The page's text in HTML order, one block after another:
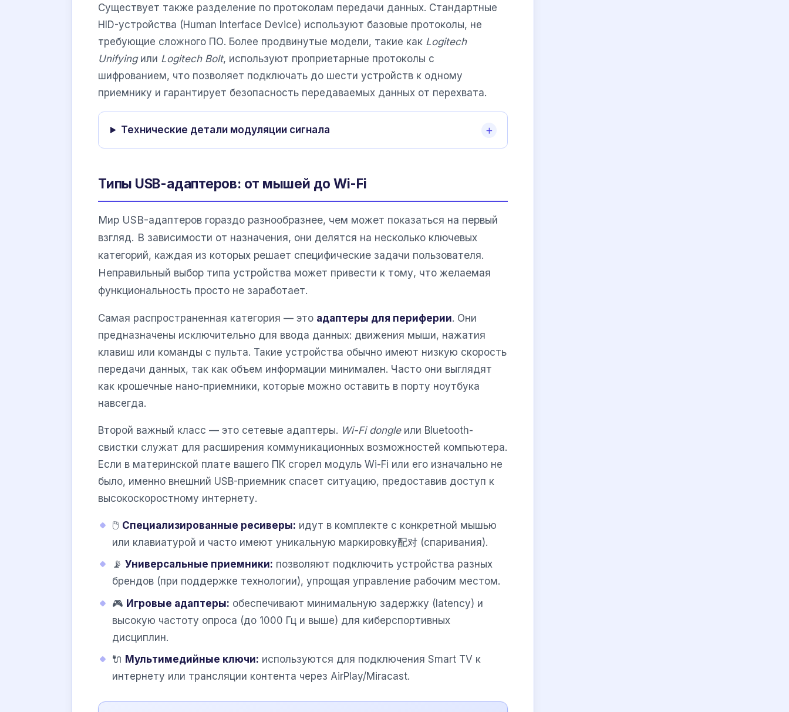
Существует также разделение по протоколам передачи данных. Стандартные
HID-устройства (Human Interface Device) используют базовые протоколы, не
требующие сложного ПО. Более продвинутые модели, такие как Logitech
Unifyingили Logitech Bolt, используют проприетарные протоколы с
шифрованием, что позволяет подключать до шести устройств к одному
приемнику и гарантирует безопасность передаваемых данных от перехвата.
Технические детали модуляции сигнала
Типы USB-адаптеров: от мышей до Wi-Fi
Мир USB-адаптеров гораздо разнообразнее, чем может показаться на первый
взгляд. В зависимости от назначения, они делятся на несколько ключевых
категорий, каждая из которых решает специфические задачи пользователя.
Неправильный выбор типа устройства может привести к тому, что желаемая
функциональность просто не заработает.
Самая распространенная категория — это адаптеры для периферии. Они
предназначены исключительно для ввода данных: движения мыши, нажатия
клавиш или команды с пульта. Такие устройства обычно имеют низкую скорость
передачи данных, так как объем информации минимален. Часто они выглядят
как крошечные нано-приемники, которые можно оставить в порту ноутбука
навсегда.
Второй важный класс — это сетевые адаптеры. Wi-Fi dongleили Bluetooth-
свистки служат для расширения коммуникационных возможностей компьютера.
Если в материнской плате вашего ПК сгорел модуль Wi-Fi или его изначально не
было, именно внешний USB-приемник спасет ситуацию, предоставив доступ к
высокоскоростному интернету.
🖱️ Специализированные ресиверы: идут в комплекте с конкретной мышью
или клавиатурой и часто имеют уникальную маркировку配对 (спаривания).
📡 Универсальные приемники: позволяют подключить устройства разных
брендов (при поддержке технологии), упрощая управление рабочим местом.
🎮 Игровые адаптеры: обеспечивают минимальную задержку (latency) и
высокую частоту опроса (до 1000 Гц и выше) для киберспортивных
дисциплин.
🔌 Мультимедийные ключи: используются для подключения Smart TV к
интернету или трансляции контента через AirPlay/Miracast.